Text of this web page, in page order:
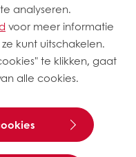
analyseren.
voor meer informatie
kunt uitschakelen.
te klikken, gaat
alle cookies.